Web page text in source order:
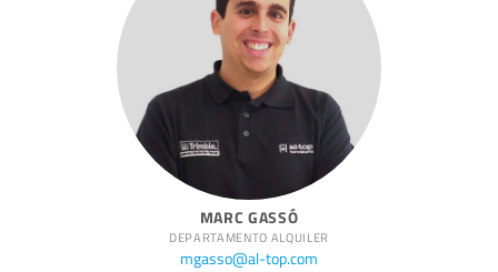
MARC GASSÓ
DEPARTAMENTO ALQUILER
mgasso@al-top.com